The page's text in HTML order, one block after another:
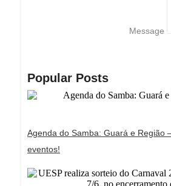
Message
Popular Posts
Agenda do Samba: Guará e Região
eventos!